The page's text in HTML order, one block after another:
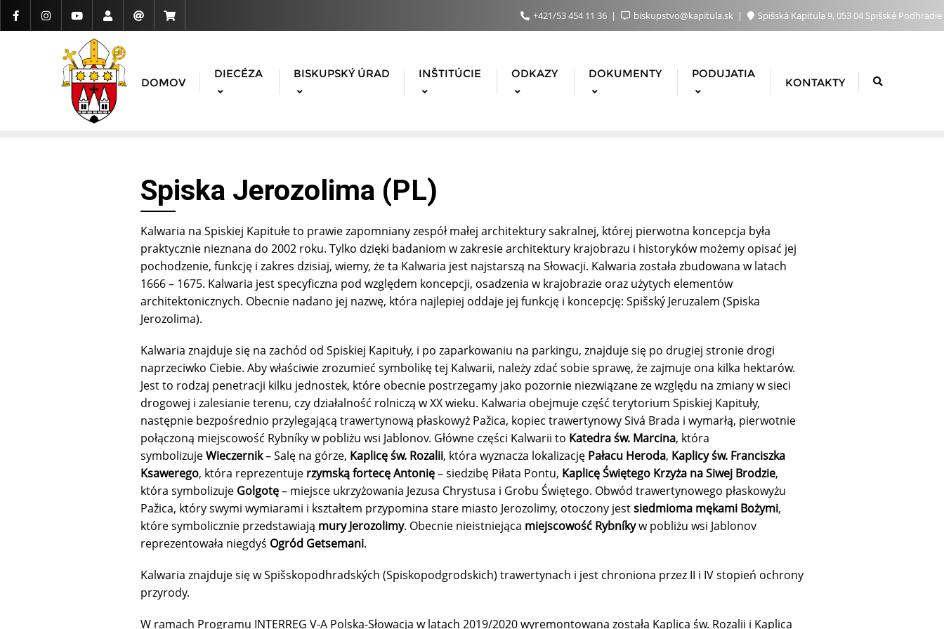
+421/53 454 11 36 biskupstvo@kapitula.sk Spišská Kapitula 9, 053 04 Spišské Podhradie
DOMOV
DIECÉZA BISKUPSKÝ ÚRAD INŠTITÚCIE ODKAZY DOKUMENTY PODUJATIA
KONTAKTY
Spiska Jerozolima (PL)
Kalwaria na Spiskiej Kapitułe to prawie zapomniany zespół małej architektury sakralnej, której pierwotna koncepcja była
praktycznie nieznana do 2002 roku. Tylko dzięki badaniom w zakresie architektury krajobrazu i historyków możemy opisać jej
pochodzenie, funkcję i zakres dzisiaj, wiemy, że ta Kalwaria jest najstarszą na Słowacji. Kalwaria została zbudowana w latach
1666 – 1675. Kalwaria jest specyficzna pod względem koncepcji, osadzenia w krajobrazie oraz użytych elementów
architektonicznych. Obecnie nadano jej nazwę, która najlepiej oddaje jej funkcję i koncepcję: Spišský Jeruzalem (Spiska
Jerozolima).
Kalwaria znajduje się na zachód od Spiskiej Kapituły, i po zaparkowaniu na parkingu, znajduje się po drugiej stronie drogi
naprzeciwko Ciebie. Aby właściwie zrozumieć symbolikę tej Kalwarii, należy zdać sobie sprawę, że zajmuje ona kilka hektarów.
Jest to rodzaj penetracji kilku jednostek, które obecnie postrzegamy jako pozornie niezwiązane ze względu na zmiany w sieci
drogowej i zalesianie terenu, czy działalność rolniczą w XX wieku. Kalwaria obejmuje część terytorium Spiskiej Kapituły,
następnie bezpośrednio przylegającą trawertynową płaskowyż Pažica, kopiec trawertynowy Sivá Brada i wymarłą, pierwotnie
połączoną miejscowość Rybníky w pobliżu wsi Jablonov. Główne części Kalwarii to Katedra św. Marcina, która
symbolizujeWieczernik– Salę na górze, Kaplicę św. Rozalii, która wyznacza lokalizację Pałacu Heroda, Kaplicy św. Franciszka
Ksawerego, która reprezentuje rzymską fortecę Antonię– siedzibę Piłata Pontu, Kaplicę Świętego Krzyża na Siwej Brodzie,
która symbolizuje Golgotę– miejsce ukrzyżowania Jezusa Chrystusa i Grobu Świętego. Obwód trawertynowego płaskowyżu
Pažica, który swymi wymiarami i kształtem przypomina stare miasto Jerozolimy, otoczony jestsiedmioma mękami Bożymi,
które symbolicznie przedstawiają mury Jerozolimy. Obecnie nieistniejąca miejscowość Rybníkyw pobliżu wsi Jablonov
reprezentowała niegdyś Ogród Getsemani.
Kalwaria znajduje się w Spišskopodhradských (Spiskopodgrodskich) trawertynach i jest chroniona przez II i IV stopień ochrony
przyrody.
W ramach Programu INTERREG V-A Polska-Słowacja w latach 2019/2020 wyremontowana została Kaplica św. Rozalii i Kaplica